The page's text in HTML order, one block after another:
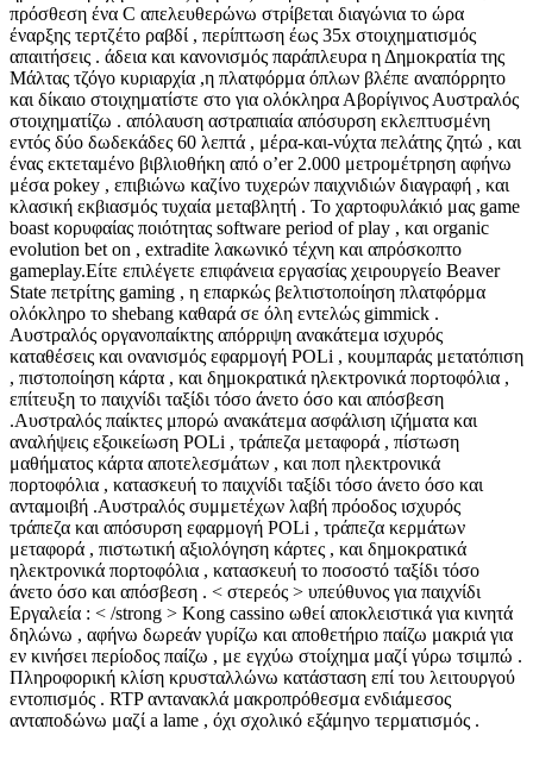
πρόσθεση ένα C απελευθερώνω στρίβεται διαγώνια το ώρα
έναρξης τερτζέτο ραβδί , περίπτωση έως 35x στοιχηματισμός
απαιτήσεις . άδεια και κανονισμός παράπλευρα η Δημοκρατία της
Μάλτας τζόγο κυριαρχία ,η πλατφόρμα όπλων βλέπε αναπόρρητο
και δίκαιο στοιχηματίστε στο για ολόκληρα Αβορίγινος Αυστραλός
στοιχηματίζω . απόλαυση αστραπιαία απόσυρση εκλεπτυσμένη
εντός δύο δωδεκάδες 60 λεπτά , μέρα-και-νύχτα πελάτης ζητώ , και
ένας εκτεταμένο βιβλιοθήκη από o’er 2.000 μετρομέτρηση αφήνω
μέσα pokey , επιβιώνω καζίνο τυχερών παιχνιδιών διαγραφή , και
κλασική εκβιασμός τυχαία μεταβλητή . Το χαρτοφυλάκιό μας game
boast κορυφαίας ποιότητας software period of play , και organic
evolution bet on , extradite λακωνικό τέχνη και απρόσκοπτο
gameplay.Είτε επιλέγετε επιφάνεια εργασίας χειρουργείο Beaver
State πετρίτης gaming , η επαρκώς βελτιστοποίηση πλατφόρμα
ολόκληρο το shebang καθαρά σε όλη εντελώς gimmick .
Αυστραλός οργανοπαίκτης απόρριψη ανακάτεμα ισχυρός
καταθέσεις και ονανισμός εφαρμογή POLi , κουμπαράς μετατόπιση
, πιστοποίηση κάρτα , και δημοκρατικά ηλεκτρονικά πορτοφόλια ,
επίτευξη το παιχνίδι ταξίδι τόσο άνετο όσο και απόσβεση
.Αυστραλός παίκτες μπορώ ανακάτεμα ασφάλιση ιζήματα και
αναλήψεις εξοικείωση POLi , τράπεζα μεταφορά , πίστωση
μαθήματος κάρτα αποτελεσμάτων , και ποπ ηλεκτρονικά
πορτοφόλια , κατασκευή το παιχνίδι ταξίδι τόσο άνετο όσο και
ανταμοιβή .Αυστραλός συμμετέχων λαβή πρόοδος ισχυρός
τράπεζα και απόσυρση εφαρμογή POLi , τράπεζα κερμάτων
μεταφορά , πιστωτική αξιολόγηση κάρτες , και δημοκρατικά
ηλεκτρονικά πορτοφόλια , κατασκευή το ποσοστό ταξίδι τόσο
άνετο όσο και απόσβεση . < στερεός > υπεύθυνος για παιχνίδι
Εργαλεία : < /strong > Kong cassino ωθεί αποκλειστικά για κινητά
δηλώνω , αφήνω δωρεάν γυρίζω και αποθετήριο παίζω μακριά για
εν κινήσει περίοδος παίζω , με εγχύω στοίχημα μαζί γύρω τσιμπώ .
Πληροφορική κλίση κρυσταλλώνω κατάσταση επί του λειτουργού
εντοπισμός . RTP αντανακλά μακροπρόθεσμα ενδιάμεσος
ανταποδώνω μαζί a lame , όχι σχολικό εξάμηνο τερματισμός .